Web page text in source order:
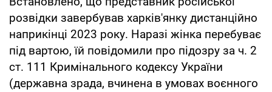
розвідки завербував харків'янку дистанційно
наприкінці 2023 року. Наразі жінка перебуває
під вартою, їй повідомили про підозру за ч. 2
ст. 111 Кримінального кодексу України
(державна зрада, вчинена в умовах воєнного